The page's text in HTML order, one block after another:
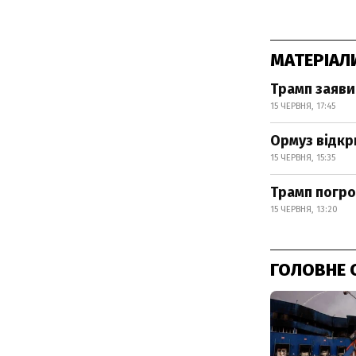
Трамп
15 ЧЕРВНЯ, 17:45
Ормуз
15 ЧЕРВНЯ, 15:35
Трамп
15 ЧЕРВНЯ, 13:20
ГОЛОВНЕ